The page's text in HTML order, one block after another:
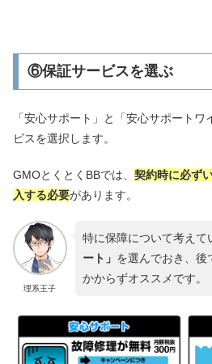
⑥保証サービスを選ぶ
「安心サポート」と「安心サポート
ビスを選択します。
GMOとくとくBBでは、 契約時に必ず
入する必要があります。
理系王子
特に保障について考えて
ート」 を選んでおき、後
かからずオススメです。